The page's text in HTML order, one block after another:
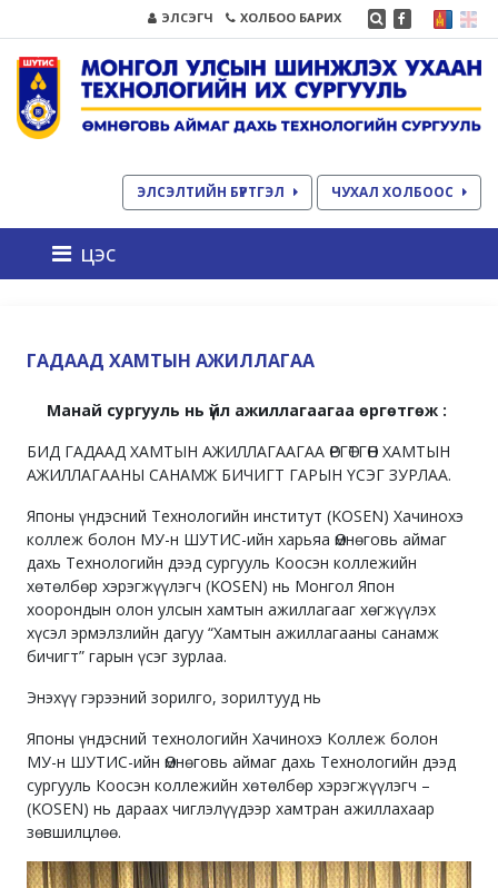
ЭЛСЭГЧ ХОЛБОО БАРИХ
ЭЛСЭЛТИЙН БҮРТГЭЛ ЧУХАЛ ХОЛБООС
цэс
ГАДААД ХАМТЫН АЖИЛЛАГАА
Манай сургууль нь үйл ажиллагаагаа өргөтгөж :
БИД ГАДААД ХАМТЫН АЖИЛЛАГААГАА ӨРГӨТГӨН ХАМТЫН
АЖИЛЛАГААНЫ САНАМЖ БИЧИГТ ГАРЫН ҮСЭГ ЗУРЛАА.
Японы үндэсний Технологийн институт (KOSEN) Хачинохэ
коллеж болон МУ-н ШУТИС-ийн харьяа Өмнөговь аймаг
дахь Технологийн дээд сургууль Коосэн коллежийн
хөтөлбөр хэрэгжүүлэгч (KOSEN) нь Монгол Япон
хоорондын олон улсын хамтын ажиллагааг хөгжүүлэх
хүсэл эрмэлзлийн дагуу “Хамтын ажиллагааны санамж
бичигт” гарын үсэг зурлаа.
Энэхүү гэрээний зорилго, зорилтууд нь
Японы үндэсний технологийн Хачинохэ Коллеж болон
МУ-н ШУТИС-ийн Өмнөговь аймаг дахь Технологийн дээд
сургууль Коосэн коллежийн хөтөлбөр хэрэгжүүлэгч –
(KOSEN) нь дараах чиглэлүүдээр хамтран ажиллахаар
зөвшилцлөө.